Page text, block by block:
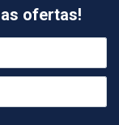
ofertas!